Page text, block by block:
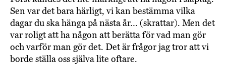
Sen var det bara härligt, vi kan bestämma vilka
dagar du ska hänga på nästa år… (skrattar). Men det
var roligt att ha någon att berätta för vad man gör
och varför man gör det. Det är frågor jag tror att vi
borde ställa oss själva lite oftare.